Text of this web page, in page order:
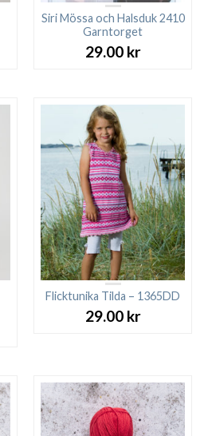
Siri Mössa och Halsduk 2410
Garntorget
29.00 kr
Flicktunika Tilda – 1365DD
29.00 kr